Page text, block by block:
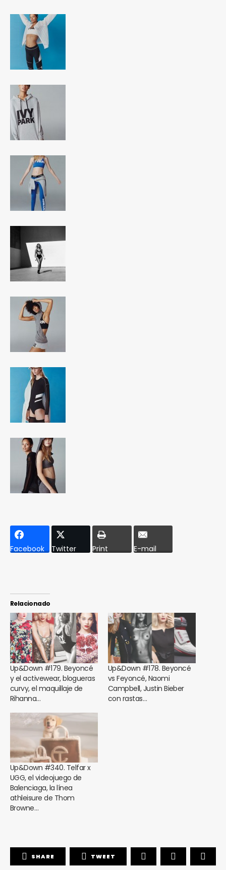
Facebook Twitter Print E-mail
Relacionado
Up&Down #179. Beyoncé
y el activewear, blogueras
curvy, el maquillaje de
Rihanna…
Up&Down #178. Beyoncé
vs Feyoncé, Naomi
Campbell, Justin Bieber
con rastas…
Up&Down #340. Telfar x
UGG, el videojuego de
Balenciaga, la línea
athleisure de Thom
Browne…
SHARE TWEET